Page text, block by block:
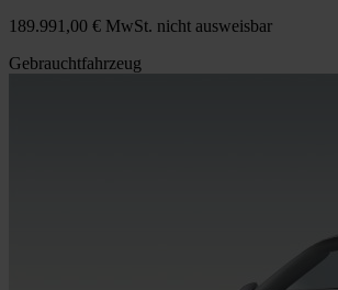
189.991,00 € MwSt. nicht ausweisbar
Gebrauchtfahrzeug